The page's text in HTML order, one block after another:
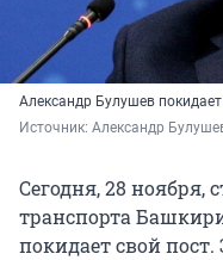
Александр Булушев
Источник: Александр
Сегодня, 28 ноября,
транспорта
покидает свой